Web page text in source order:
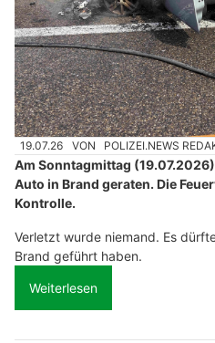
19.07.26 VON POLIZEI.NEWS
Am Sonntagmittag
Auto in Brand geraten. Die
Kontrolle.
Verletzt wurde niemand. Es
Brand geführt haben.
Weiterlesen